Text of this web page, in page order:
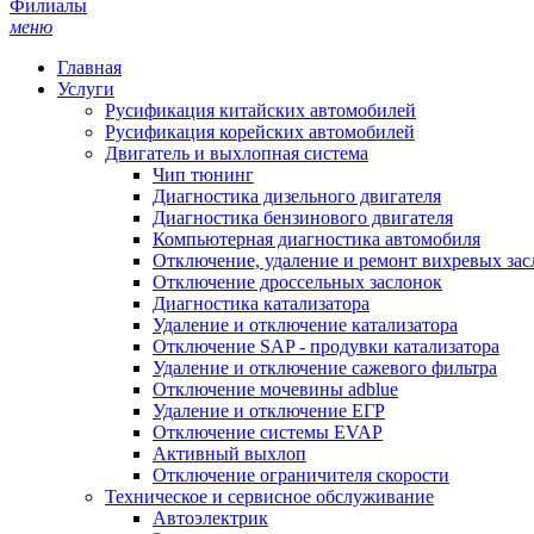
Филиалы
меню
Главная
Услуги
Русификация китайских автомобилей
Русификация корейских автомобилей
Двигатель и выхлопная система
Чип тюнинг
Диагностика дизельного двигателя
Диагностика бензинового двигателя
Компьютерная диагностика автомобиля
Отключение, удаление и ремонт вихревых
Отключение дроссельных заслонок
Диагностика катализатора
Удаление и отключение катализатора
Отключение SAP - продувки катализатора
Удаление и отключение сажевого фильтра
Отключение мочевины adblue
Удаление и отключение ЕГР
Отключение системы EVAP
Активный выхлоп
Отключение ограничителя скорости
Техническое и сервисное обслуживание
Автоэлектрик